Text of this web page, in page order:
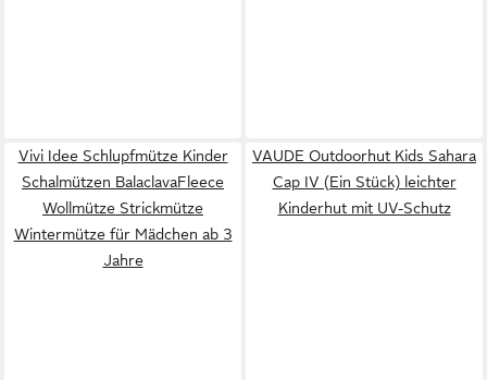
Vivi Idee Schlupfmütze Kinder
Schalmützen BalaclavaFleece
Wollmütze Strickmütze
Wintermütze für Mädchen ab 3
Jahre
VAUDE Outdoorhut Kids Sahara
Cap IV (Ein Stück) leichter
Kinderhut mit UV-Schutz